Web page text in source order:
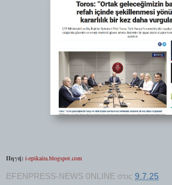
Πηγή: i-epikaira.blogspot.com
EFENPRESS-NEWS 0NLINE στις 9.7.25